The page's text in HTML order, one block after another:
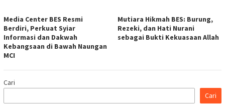
Media Center BES Resmi
Berdiri, Perkuat Syiar
Informasi dan Dakwah
Kebangsaan di Bawah Naungan
MCI
Mutiara Hikmah BES: Burung,
Rezeki, dan Hati Nurani
sebagai Bukti Kekuasaan Allah
Cari
Cari